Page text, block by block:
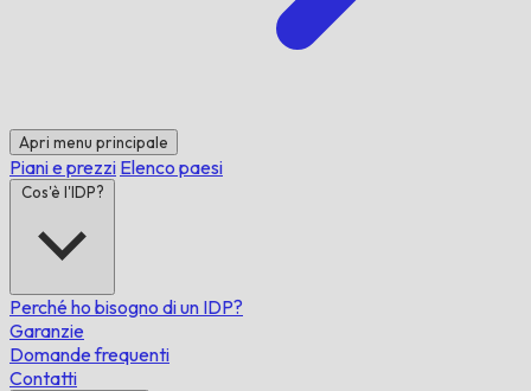
Apri menu principale
Piani e prezzi Elenco paesi
Cos'è l'IDP?
Perché ho bisogno di un IDP?
Garanzie
Domande frequenti
Contatti